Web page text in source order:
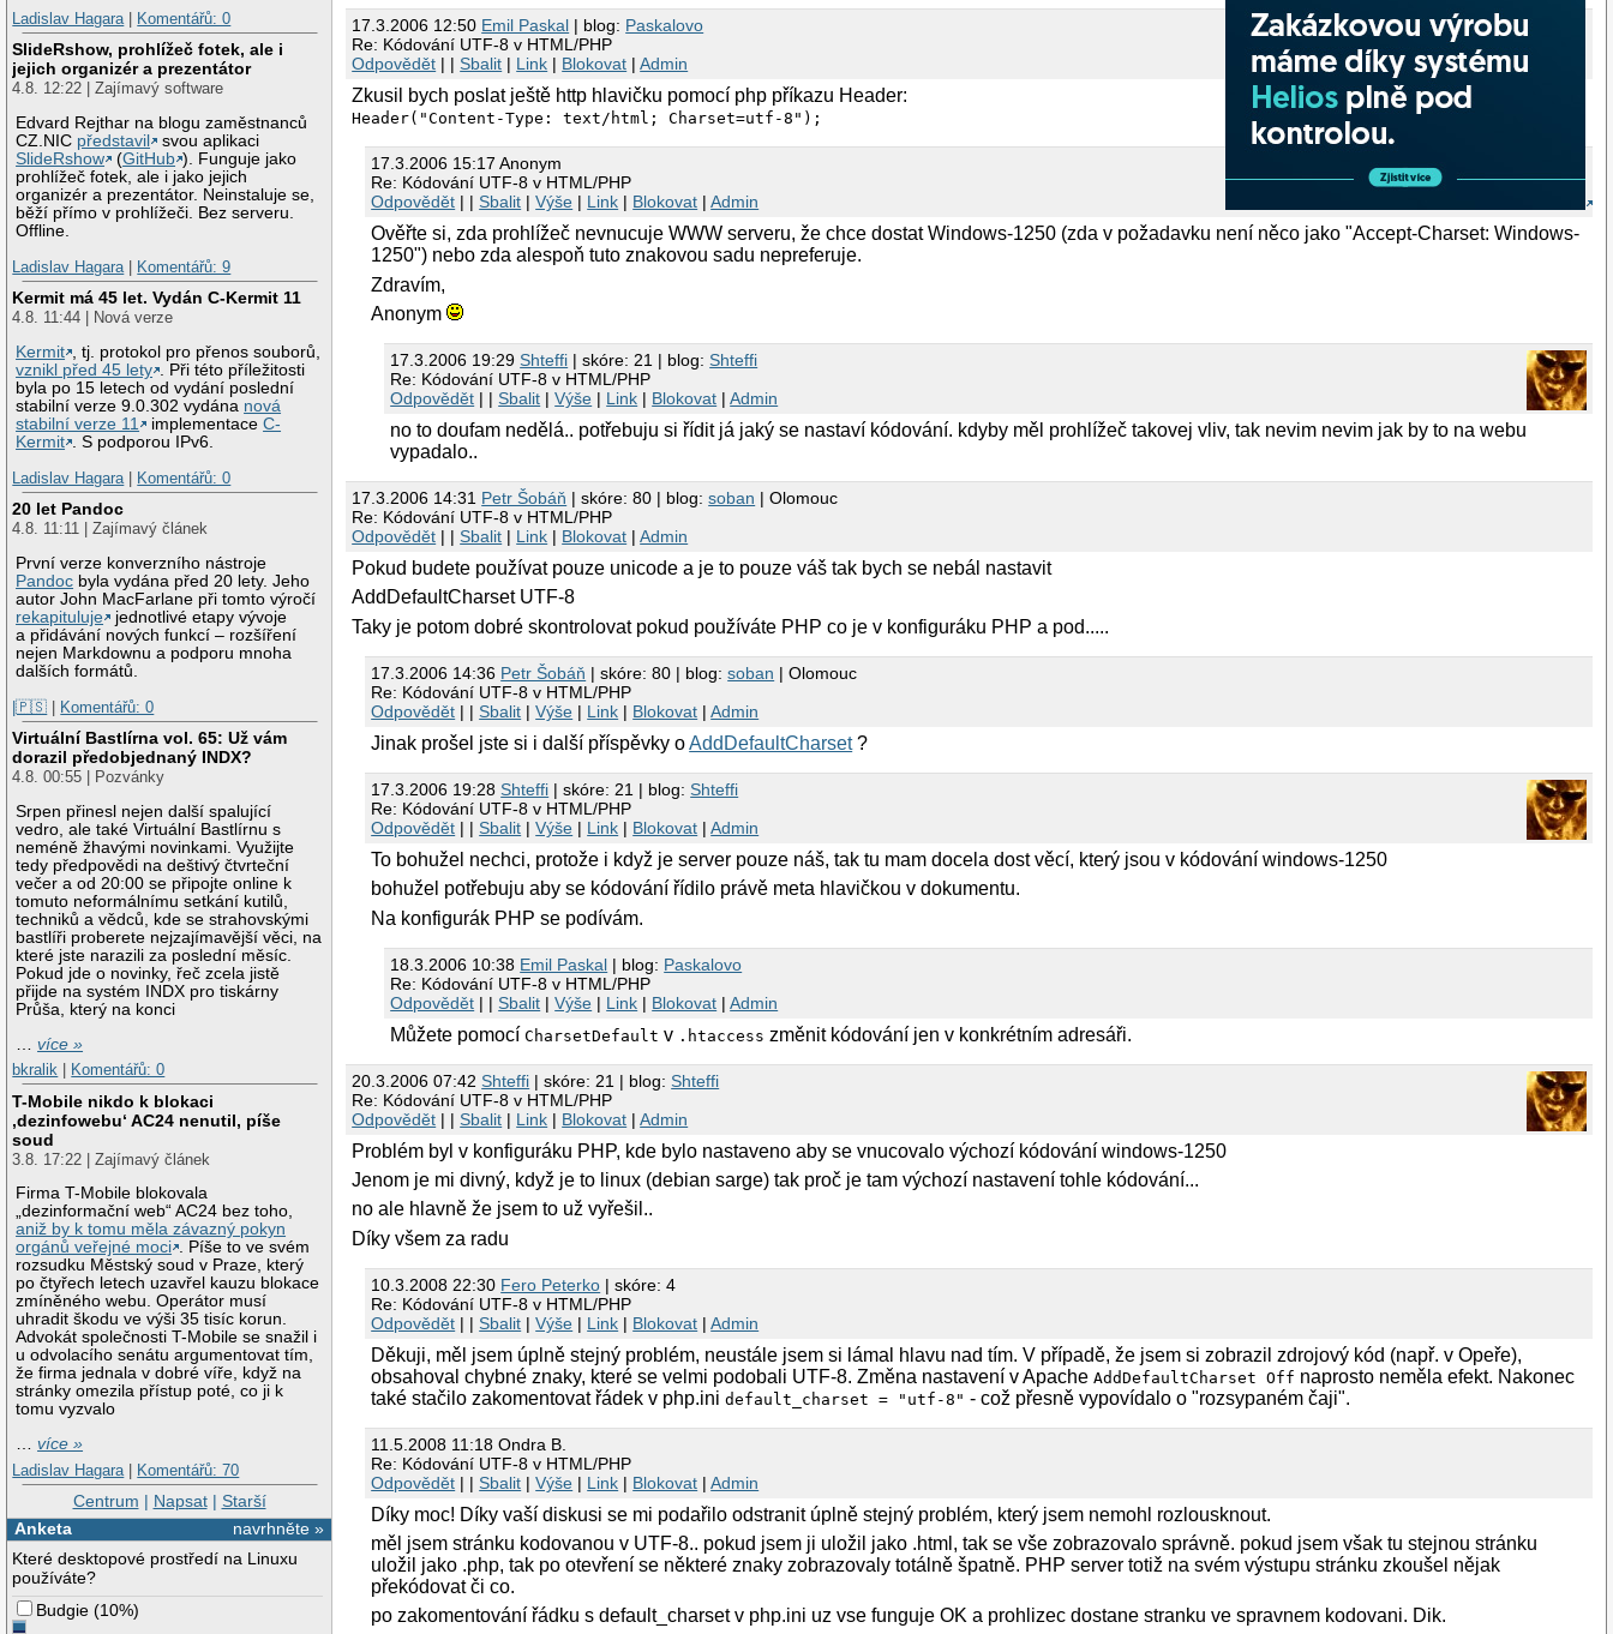
Ladislav Hagara | Komentářů: 0
SlideRshow, prohlížeč fotek, ale i
jejich organizér a prezentátor
4.8. 12:22 | Zajímavý software
Edvard Rejthar na blogu zaměstnanců
CZ.NIC představil
svou aplikaci
SlideRshow
(GitHub ). Funguje jako
prohlížeč fotek, ale i jako jejich
organizér a prezentátor. Neinstaluje se,
běží přímo v prohlížeči. Bez serveru.
Offline.
Ladislav Hagara | Komentářů: 9
Kermit má 45 let. Vydán C-Kermit 11
4.8. 11:44 | Nová verze
Kermit , tj. protokol pro přenos souborů,
vznikl před 45 lety . Při této příležitosti
byla po 15 letech od vydání poslední
stabilní verze 9.0.302 vydána nová
stabilní verze 11
implementaceC-
Kermit . S podporou IPv6.
Ladislav Hagara | Komentářů: 0
20 let Pandoc
4.8. 11:11 | Zajímavý článek
První verze konverzního nástroje
Pandoc byla vydána před 20 lety. Jeho
autor John MacFarlane při tomto výročí
rekapituluje
jednotlivé etapy vývoje
a přidávání nových funkcí – rozšíření
nejen Markdownu a podporu mnoha
dalších formátů.
|🇵🇸 | Komentářů: 0
Virtuální Bastlírna vol. 65: Už vám
dorazil předobjednaný INDX?
4.8. 00:55 | Pozvánky
Srpen přinesl nejen další spalující
vedro, ale také Virtuální Bastlírnu s
neméně žhavými novinkami. Využijte
tedy předpovědi na deštivý čtvrteční
večer a od 20:00 se připojte online k
tomuto neformálnímu setkání kutilů,
techniků a vědců, kde se strahovskými
bastlíři proberete nejzajímavější věci, na
které jste narazili za poslední měsíc.
Pokud jde o novinky, řeč zcela jistě
přijde na systém INDX pro tiskárny
Průša, který na konci
…více »
bkralik
Komentářů: 0
T-Mobile nikdo k blokaci
‚dezinfowebu‘ AC24 nenutil, píše
soud
3.8. 17:22 | Zajímavý článek
Firma T-Mobile blokovala
„dezinformační web“ AC24 bez toho,
aniž by k tomu měla závazný pokyn
orgánů veřejné moci . Píše to ve svém
rozsudku Městský soud v Praze, který
po čtyřech letech uzavřel kauzu blokace
zmíněného webu. Operátor musí
uhradit škodu ve výši 35 tisíc korun.
Advokát společnosti T-Mobile se snažil i
u odvolacího senátu argumentovat tím,
že firma jednala v dobré víře, když na
stránky omezila přístup poté, co ji k
tomu vyzvalo
…více »
Ladislav Hagara | Komentářů: 70
Centrum | Napsat| Starší
navrhněte »
Anketa
Které desktopové prostředí na Linuxu
používáte?
Budgie (10%)
Content-Type: text/html; charset=windows-1250
17.3.2006 12:50 Emil Paskal | blog: Paskalovo
Re: Kódování UTF-8 v HTML/PHP
Odpovědět | |Sbalit | Link | Blokovat |Admin
Zkusil bych poslat ještě http hlavičku pomocí php příkazu Header:
Header("Content-Type: text/html; Charset=utf-8");
17.3.2006 15:17 Anonym
Re: Kódování UTF-8 v HTML/PHP
Odpovědět | |Sbalit |Výše | Link | Blokovat |Admin
Ověřte si, zda prohlížeč nevnucuje WWW serveru, že chce dostat Windows-1250 (zda v požadavku není něco jako "Accept-Charset: Windows-
1250") nebo zda alespoň tuto znakovou sadu nepreferuje.
Zdravím,
Anonym
17.3.2006 19:29Shteffi | skóre: 21 | blog:Shteffi
Re: Kódování UTF-8 v HTML/PHP
Odpovědět | |Sbalit |Výše | Link | Blokovat |Admin
no to doufam nedělá.. potřebuju si řídit já jaký se nastaví kódování. kdyby měl prohlížeč takovej vliv, tak nevim nevim jak by to na webu
vypadalo..
17.3.2006 14:31 Petr Šobáň | skóre: 80 | blog:soban | Olomouc
Re: Kódování UTF-8 v HTML/PHP
Odpovědět | |Sbalit | Link | Blokovat |Admin
Pokud budete používat pouze unicode a je to pouze váš tak bych se nebál nastavit
AddDefaultCharset UTF-8
Taky je potom dobré skontrolovat pokud používáte PHP co je v konfiguráku PHP a pod.....
17.3.2006 14:36 Petr Šobáň | skóre: 80 | blog:soban | Olomouc
Re: Kódování UTF-8 v HTML/PHP
Odpovědět | |Sbalit |Výše | Link | Blokovat |Admin
Jinak prošel jste si i další příspěvky oAddDefaultCharset?
17.3.2006 19:28Shteffi | skóre: 21 | blog:Shteffi
Re: Kódování UTF-8 v HTML/PHP
Odpovědět | |Sbalit |Výše | Link | Blokovat |Admin
To bohužel nechci, protože i když je server pouze náš, tak tu mam docela dost věcí, který jsou v kódování windows-1250
bohužel potřebuju aby se kódování řídilo právě meta hlavičkou v dokumentu.
Na konfigurák PHP se podívám.
18.3.2006 10:38 Emil Paskal | blog: Paskalovo
Re: Kódování UTF-8 v HTML/PHP
Odpovědět | |Sbalit |Výše | Link | Blokovat |Admin
Můžete pomocíCharsetDefault v .htaccess změnit kódování jen v konkrétním adresáři.
20.3.2006 07:42Shteffi | skóre: 21 | blog:Shteffi
Re: Kódování UTF-8 v HTML/PHP
Odpovědět | |Sbalit | Link | Blokovat |Admin
Problém byl v konfiguráku PHP, kde bylo nastaveno aby se vnucovalo výchozí kódování windows-1250
Jenom je mi divný, když je to linux (debian sarge) tak proč je tam výchozí nastavení tohle kódování...
no ale hlavně že jsem to už vyřešil..
Díky všem za radu
10.3.2008 22:30 Fero Peterko | skóre: 4
Re: Kódování UTF-8 v HTML/PHP
Odpovědět | |Sbalit |Výše | Link | Blokovat |Admin
Děkuji, měl jsem úplně stejný problém, neustále jsem si lámal hlavu nad tím. V případě, že jsem si zobrazil zdrojový kód (např. v Opeře),
obsahoval chybné znaky, které se velmi podobali UTF-8. Změna nastavení v ApacheAddDefaultCharset Off naprosto neměla efekt. Nakonec
také stačilo zakomentovat řádek v php.inidefault_charset = "utf-8" - což přesně vypovídalo o "rozsypaném čaji".
11.5.2008 11:18 Ondra B.
Re: Kódování UTF-8 v HTML/PHP
Odpovědět | |Sbalit |Výše | Link | Blokovat |Admin
Díky moc! Díky vaší diskusi se mi podařilo odstranit úplně stejný problém, který jsem nemohl rozlousknout.
měl jsem stránku kodovanou v UTF-8.. pokud jsem ji uložil jako .html, tak se vše zobrazovalo správně. pokud jsem však tu stejnou stránku
uložil jako .php, tak po otevření se některé znaky zobrazovaly totálně špatně. PHP server totiž na svém výstupu stránku zkoušel nějak
překódovat či co.
po zakomentování řádku s default_charset v php.ini uz vse funguje OK a prohlizec dostane stranku ve spravnem kodovani. Dik.